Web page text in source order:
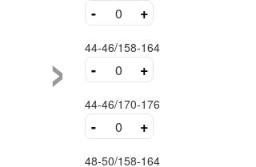
›
- +
44-46/158-164
- +
44-46/170-176
- +
48-50/158-164